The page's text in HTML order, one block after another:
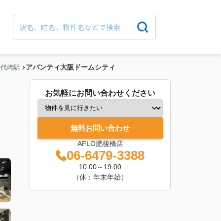
崎駅 アバンティ大阪ドームシティ
お気軽にお問い合わせください
無料お問い合わせ
AFLO肥後橋店
06-6479-3388
10:00～19:00
（休：年末年始）